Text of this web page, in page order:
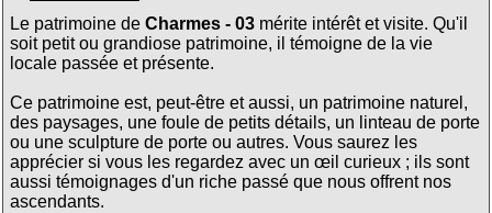
Le patrimoine de Charmes - 03mérite intérêt et visite. Qu'il
soit petit ou grandiose patrimoine, il témoigne de la vie
locale passée et présente.
Ce patrimoine est, peut-être et aussi, un patrimoine naturel,
des paysages, une foule de petits détails, un linteau de porte
ou une sculpture de porte ou autres. Vous saurez les
apprécier si vous les regardez avec un œil curieux ; ils sont
aussi témoignages d'un riche passé que nous offrent nos
ascendants.